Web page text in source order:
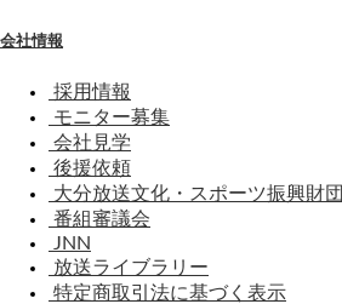
会社情報
採用情報
モニター募集
会社見学
後援依頼
大分放送文化・スポーツ振興財団
番組審議会
JNN
放送ライブラリー
特定商取引法に基づく表示